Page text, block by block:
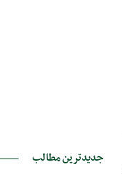
جدیدترین مطالب